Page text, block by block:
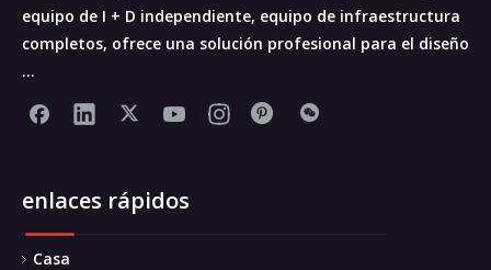
equipo de I + D independiente, equipo de infraestructura
completos, ofrece una solución profesional para el diseño
...
enlaces rápidos
Casa